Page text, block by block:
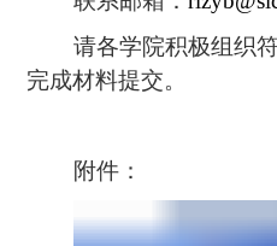
请各学院积极组织
完成材料提交。
附件：